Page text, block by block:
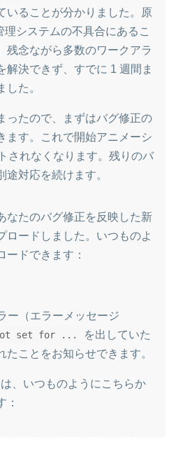
いることが分かりました。原
システムの不具合にあるこ
残念ながら多数のワークアラ
解決できず、すでに 1 週間ま
した。
ったので、まずはバグ修正の
ます。これで開始アニメーシ
されなくなります。残りのバ
途対応を続けます。
なたのバグ修正を反映した新
ロードしました。いつものよ
ードできます：
ー（エラーメッセージ
set for ...
を出していた
たことをお知らせできます。
、いつものようにこちらか
：